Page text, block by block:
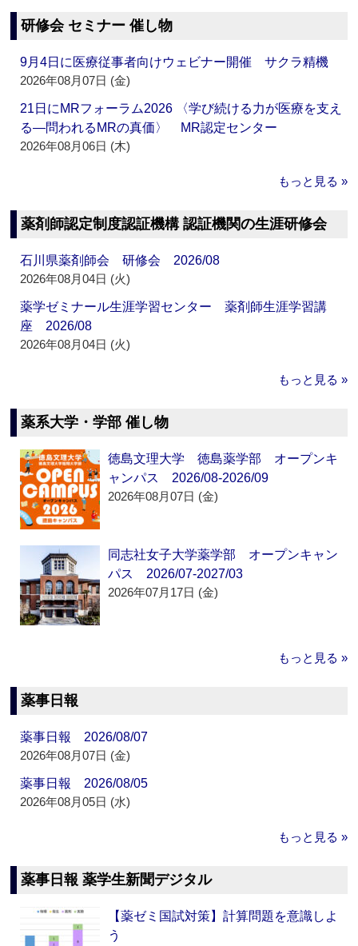
研修会 セミナー 催し物
9月4日に医療従事者向けウェビナー開催 サクラ精機
2026年08月07日 (金)
21日にMRフォーラム2026 〈学び続ける力が医療を支え
る―問われるMRの真価〉 MR認定センター
2026年08月06日 (木)
もっと見る »
薬剤師認定制度認証機構 認証機関の生涯研修会
石川県薬剤師会 研修会 2026/08
2026年08月04日 (火)
薬学ゼミナール生涯学習センター 薬剤師生涯学習講
座 2026/08
2026年08月04日 (火)
もっと見る »
薬系大学・学部 催し物
徳島文理大学 徳島薬学部 オープンキ
ャンパス 2026/08-2026/09
2026年08月07日 (金)
同志社女子大学薬学部 オープンキャン
パス 2026/07-2027/03
2026年07月17日 (金)
もっと見る »
薬事日報
薬事日報 2026/08/07
2026年08月07日 (金)
薬事日報 2026/08/05
2026年08月05日 (水)
もっと見る »
薬事日報 薬学生新聞デジタル
【薬ゼミ国試対策】計算問題を意識しよ
う